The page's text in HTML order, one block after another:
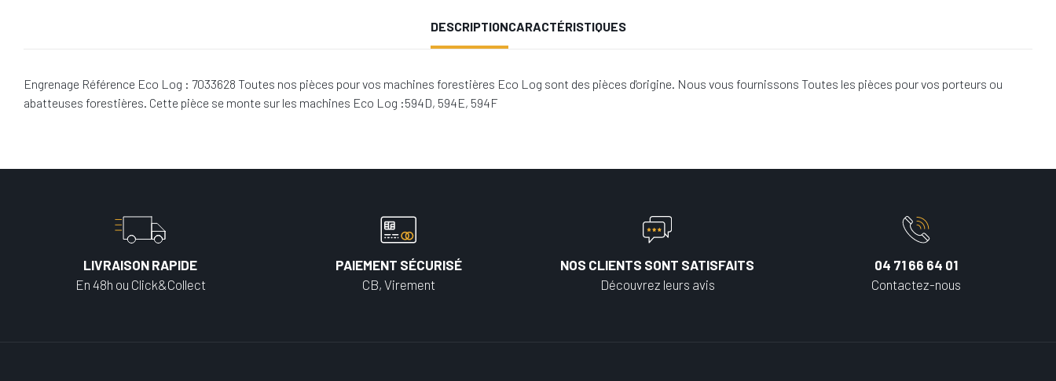
DESCRIPTIONCARACTÉRISTIQUES
Engrenage Référence Eco Log : 7033628 Toutes nos pièces pour vos machines forestières Eco Log sont des pièces d'origine. Nous vous fournissons Toutes les pièces pour vos porteurs ou
abatteuses forestières. Cette pièce se monte sur les machines Eco Log :594D, 594E, 594F
LIVRAISON RAPIDE
En 48h ou Click&Collect
PAIEMENT SÉCURISÉ
CB, Virement
NOS CLIENTS SONT SATISFAITS
Découvrez leurs avis
04 71 66 64 01
Contactez-nous